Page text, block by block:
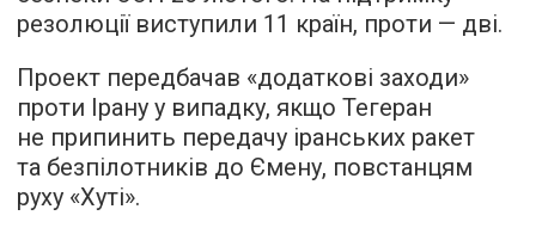
резолюції виступили 11 країн, проти — дві.
Проект передбачав «додаткові заходи»
проти Ірану у випадку, якщо Тегеран
не припинить передачу іранських ракет
та безпілотників до Ємену, повстанцям
руху «Хуті».